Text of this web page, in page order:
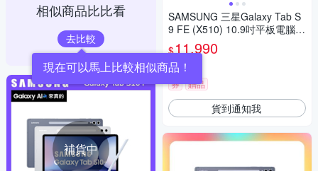
相似商品比比看
去比較
現在可以馬上比較相似商品！
補貨中
SAMSUNG 三星Galaxy Tab S
9 FE (X510) 10.9吋平板電腦-6
G/128G
$11,990
4.9
券 贈品
貨到通知我